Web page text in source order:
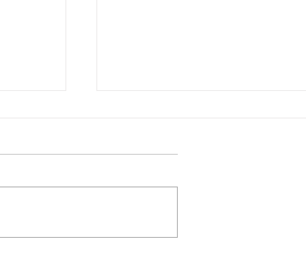
Espanha - 10/06/25
A nossa degustação do dia 10